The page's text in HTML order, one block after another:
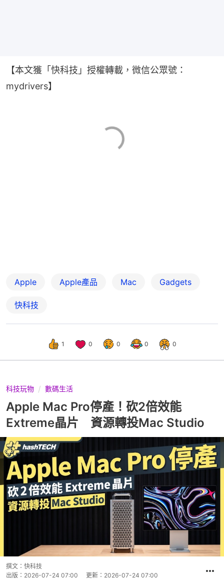
【本文獲「快科技」授權轉載，微信公眾號：
mydrivers】
Apple Apple產品 Mac Gadgets
快科技
1 0 0 0 0
科技玩物 數碼生活
Apple Mac Pro停產！砍2倍效能
Extreme晶片 資源轉投Mac Studio
撰文： 快科技
出版： 2026-07-24 07:00 更新： 2026-07-24 07:00